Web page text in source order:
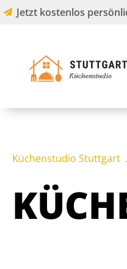
Jetzt kostenlos
Küchenstudio Stuttgart